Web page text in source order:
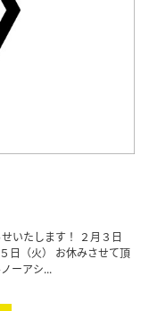
いたします！ ２月３日
日（火） お休みさせて頂
ーアシ...